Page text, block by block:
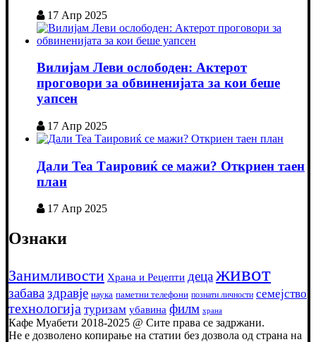
17 Апр 2025
Вилијам Леви ослободен: Актерот
проговори за обвиненијата за кои беше
уапсен
17 Апр 2025
Дали Теа Таировиќ се мажи? Откриен таен
план
17 Апр 2025
Ознаки
Занимливости Храна и Рецепти децаживот
забаваздравје наука паметни телефони познати личности семејство
технологија туризам убавина филм храна
Кафе Муабети 2018-2025 @ Сите права се задржани.
Не е дозволено копирање на статии без дозвола од страна на